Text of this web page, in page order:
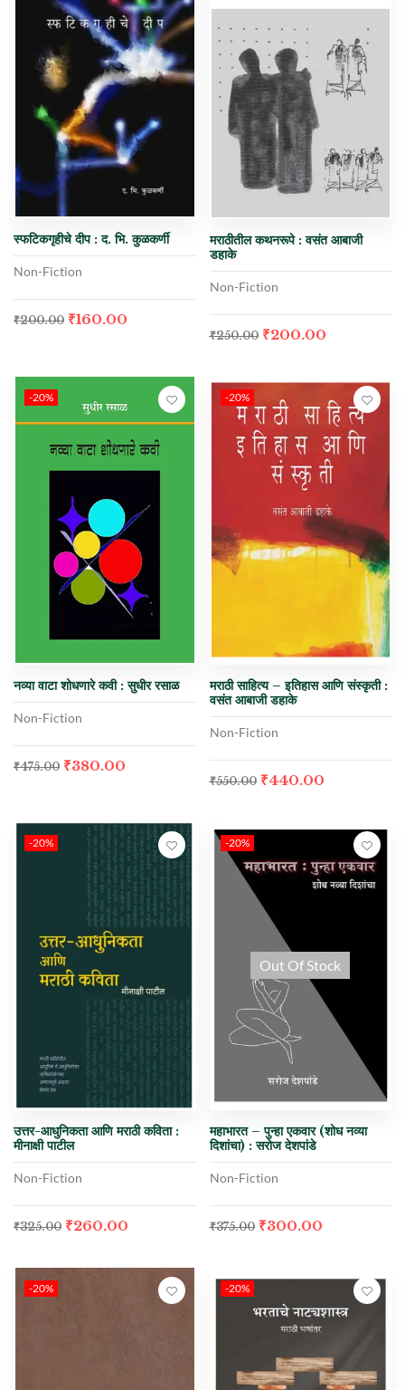
स्फटिकगृहीचे दीप : द. भि. कुळकर्णी
Non-Fiction
₹200.00 ₹160.00
मराठीतील कथनरूपे : वसंत आबाजी
डहाके
Non-Fiction
₹250.00 ₹200.00
-20%
नव्या वाटा शोधणारे कवी : सुधीर रसाळ
Non-Fiction
₹475.00 ₹380.00
-20%
मराठी साहित्य – इतिहास आणि संस्कृती :
वसंत आबाजी डहाके
Non-Fiction
₹550.00 ₹440.00
-20%
उत्तर-आधुनिकता आणि मराठी कविता :
मीनाक्षी पाटील
Non-Fiction
₹325.00 ₹260.00
-20%
Out Of Stock
महाभारत – पुन्हा एकवार (शोध नव्या
दिशांचा) : सरोज देशपांडे
Non-Fiction
₹375.00 ₹300.00
-20% -20%